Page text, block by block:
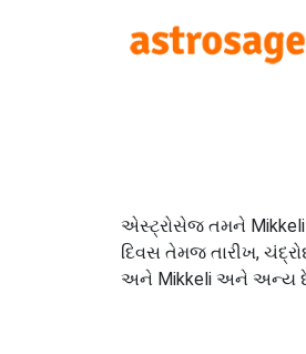
એસ્ટ્રોસેજ તમને Mikkeli
દિવસ તેમજ તારીખ,
અને Mikkeli અને અન્ય